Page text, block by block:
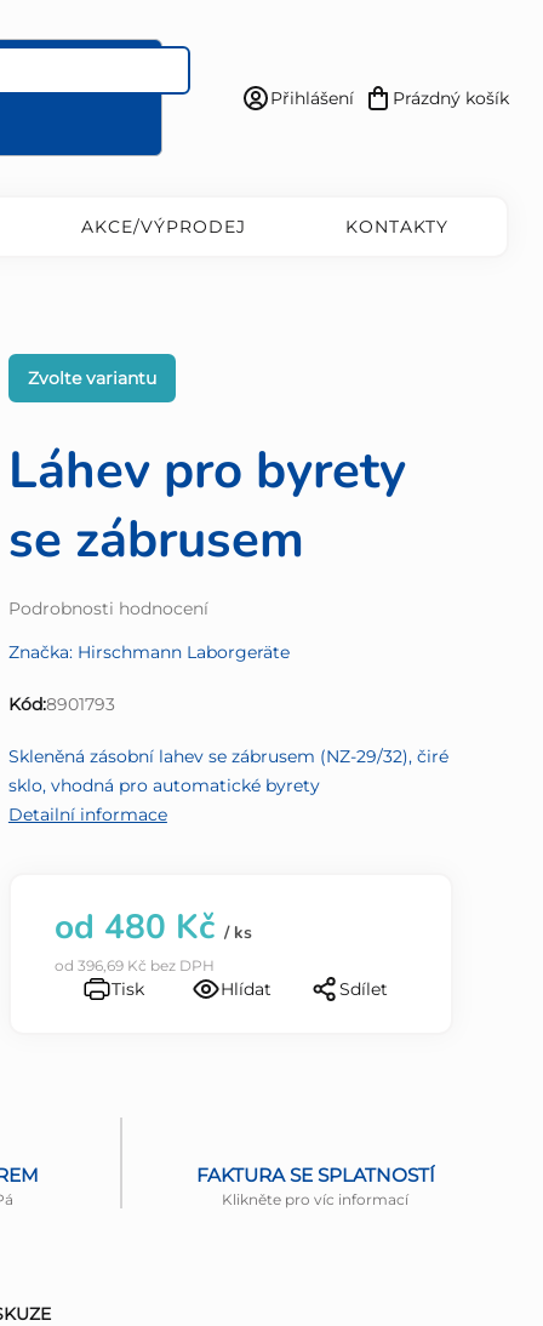
Přihlášení
Nákupní
Prázdný košík
AKCE/VÝPRODEJ KONTAKTY
Láhev pro byrety
se zábrusem
Průměrné
produktu
0,0
hvězdiček.
Podrobnosti hodnocení
Značka: Hirschmann Laborgeräte
Kód:8901793
Zvolte variantu
Skleněná zásobní lahev se zábrusem (NZ-29/32), čiré
sklo, vhodná pro automatické byrety
Detailní informace
od 480 Kč / ks
od 396,69 Kč bez DPH
Tisk Hlídat Sdílet
FAKTURA SE SPLATNOSTÍ
Klikněte pro víc informací